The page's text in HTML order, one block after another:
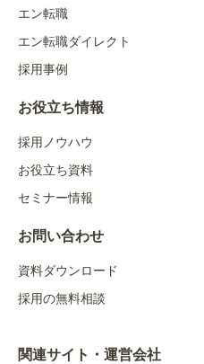
エン転職
エン転職ダイレクト
採用事例
お役立ち情報
採用ノウハウ
お役立ち資料
セミナー情報
お問い合わせ
資料ダウンロード
採用の無料相談
関連サイト・運営会社